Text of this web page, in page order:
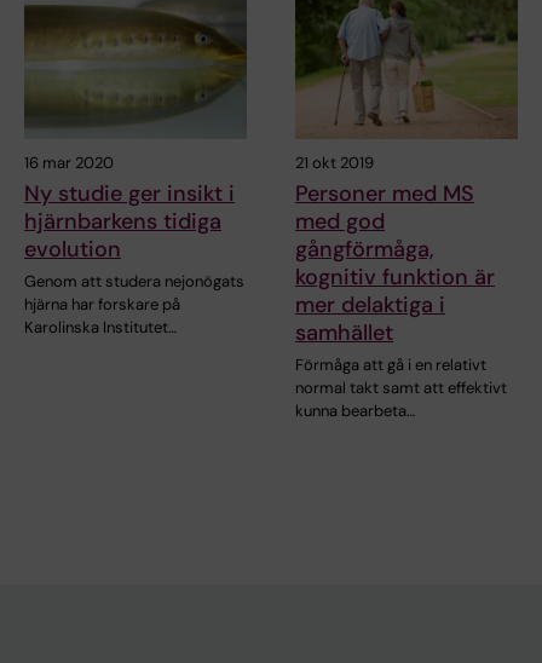
16 mar 2020
Ny studie ger insikt i
hjärnbarkens tidiga
evolution
Genom att studera nejonögats
hjärna har forskare på
Karolinska Institutet…
21 okt 2019
Personer med MS
med god
gångförmåga,
kognitiv funktion är
mer delaktiga i
samhället
Förmåga att gå i en relativt
normal takt samt att effektivt
kunna bearbeta…